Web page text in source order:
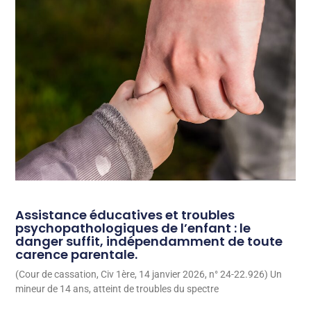
Assistance éducatives et troubles
psychopathologiques de l’enfant : le
danger suffit, indépendamment de toute
carence parentale.
(Cour de cassation, Civ 1ère, 14 janvier 2026, n° 24-22.926) Un
mineur de 14 ans, atteint de troubles du spectre